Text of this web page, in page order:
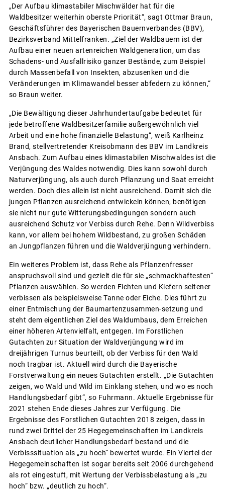
„Der Aufbau klimastabiler Mischwälder hat für die
Waldbesitzer weiterhin oberste Priorität“, sagt Ottmar Braun,
Geschäftsführer des Bayerischen Bauernverbandes (BBV),
Bezirksverband Mittelfranken. „Ziel der Waldbauern ist der
Aufbau einer neuen artenreichen Waldgeneration, um das
Schadens- und Ausfallrisiko ganzer Bestände, zum Beispiel
durch Massenbefall von Insekten, abzusenken und die
Veränderungen im Klimawandel besser abfedern zu können,“
so Braun weiter.
„Die Bewältigung dieser Jahrhundertaufgabe bedeutet für
jede betroffene Waldbesitzerfamilie außergewöhnlich viel
Arbeit und eine hohe finanzielle Belastung“, weiß Karlheinz
Brand, stellvertretender Kreisobmann des BBV im Landkreis
Ansbach. Zum Aufbau eines klimastabilen Mischwaldes ist die
Verjüngung des Waldes notwendig. Dies kann sowohl durch
Naturverjüngung, als auch durch Pflanzung und Saat erreicht
werden. Doch dies allein ist nicht ausreichend. Damit sich die
jungen Pflanzen ausreichend entwickeln können, benötigen
sie nicht nur gute Witterungsbedingungen sondern auch
ausreichend Schutz vor Verbiss durch Rehe. Denn Wildverbiss
kann, vor allem bei hohem Wildbestand, zu großen Schäden
an Jungpflanzen führen und die Waldverjüngung verhindern.
Ein weiteres Problem ist, dass Rehe als Pflanzenfresser
anspruchsvoll sind und gezielt die für sie „schmackhaftesten“
Pflanzen auswählen. So werden Fichten und Kiefern seltener
verbissen als beispielsweise Tanne oder Eiche. Dies führt zu
einer Entmischung der Baumartenzusammen-setzung und
steht dem eigentlichen Ziel des Waldumbaus, dem Erreichen
einer höheren Artenvielfalt, entgegen. Im Forstlichen
Gutachten zur Situation der Waldverjüngung wird im
dreijährigen Turnus beurteilt, ob der Verbiss für den Wald
noch tragbar ist. Aktuell wird durch die Bayerische
Forstverwaltung ein neues Gutachten erstellt. „Die Gutachten
zeigen, wo Wald und Wild im Einklang stehen, und wo es noch
Handlungsbedarf gibt“, so Fuhrmann. Aktuelle Ergebnisse für
2021 stehen Ende dieses Jahres zur Verfügung. Die
Ergebnisse des Forstlichen Gutachten 2018 zeigen, dass in
rund zwei Drittel der 25 Hegegemeinschaften im Landkreis
Ansbach deutlicher Handlungsbedarf bestand und die
Verbisssituation als „zu hoch“ bewertet wurde. Ein Viertel der
Hegegemeinschaften ist sogar bereits seit 2006 durchgehend
als rot eingestuft, mit Wertung der Verbissbelastung als „zu
hoch“ bzw. „deutlich zu hoch“.